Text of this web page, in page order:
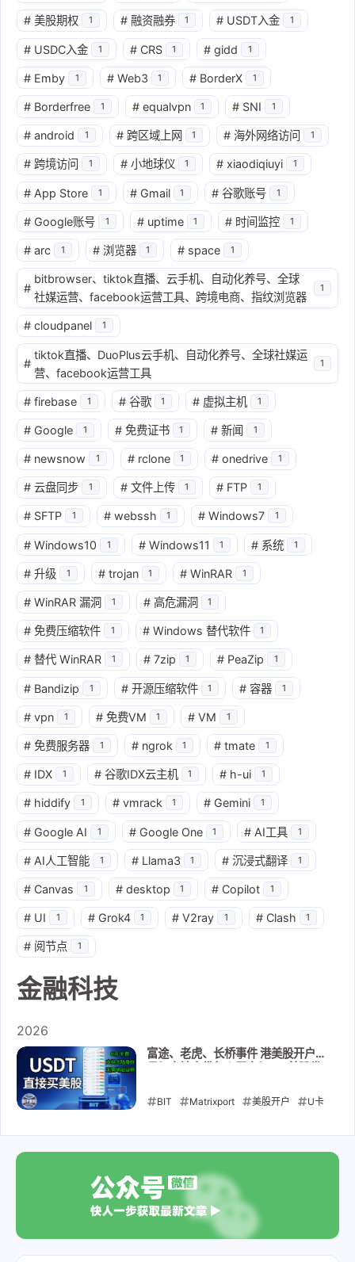
# 美股期权 1 # 融资融券 1 # USDT入金 1
# USDC入金 1 # CRS 1 # gidd 1
# Emby 1 # Web3 1 # BorderX 1
# Borderfree 1 # equalvpn 1 # SNI 1
# android 1 # 跨区域上网 1 # 海外网络访问 1
# 跨境访问 1 # 小地球仪 1 # xiaodiqiuyi 1
# App Store 1 # Gmail 1 # 谷歌账号 1
# Google账号 1 # uptime 1 # 时间监控 1
# arc 1 # 浏览器 1 # space 1
#
bitbrowser、tiktok直播、云手机、自动化养号、全球
社媒运营、facebook运营工具、跨境电商、指纹浏览器
1
# cloudpanel 1
#
tiktok直播、DuoPlus云手机、自动化养号、全球社媒运
营、facebook运营工具
1
# firebase 1 # 谷歌 1 # 虚拟主机 1
# Google 1 # 免费证书 1 # 新闻 1
# newsnow 1 # rclone 1 # onedrive 1
# 云盘同步 1 # 文件上传 1 # FTP 1
# SFTP 1 # webssh 1 # Windows7 1
# Windows10 1 # Windows11 1 # 系统 1
# 升级 1 # trojan 1 # WinRAR 1
# WinRAR 漏洞 1 # 高危漏洞 1
# 免费压缩软件 1 # Windows 替代软件 1
# 替代 WinRAR 1 # 7zip 1 # PeaZip 1
# Bandizip 1 # 开源压缩软件 1 # 容器 1
# vpn 1 # 免费VM 1 # VM 1
# 免费服务器 1 # ngrok 1 # tmate 1
# IDX 1 # 谷歌IDX云主机 1 # h-ui 1
# hiddify 1 # vmrack 1 # Gemini 1
# Google AI 1 # Google One 1 # AI工具 1
# AI人工智能 1 # Llama3 1 # 沉浸式翻译 1
# Canvas 1 # desktop 1 # Copilot 1
# UI 1 # Grok4 1 # V2ray 1 # Clash 1
# 阅节点 1
金融科技
2026
富途、老虎、长桥事件 港美股开户收
接入金｜无需海外地址证明｜无需海
外银行账户｜开户到入金教程
BIT Matrixport 美股开户 U卡
融科技 券商评测
2026-05-24